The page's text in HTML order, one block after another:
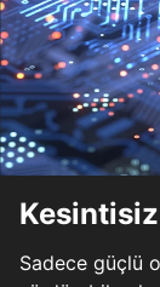
Sadece güçlü